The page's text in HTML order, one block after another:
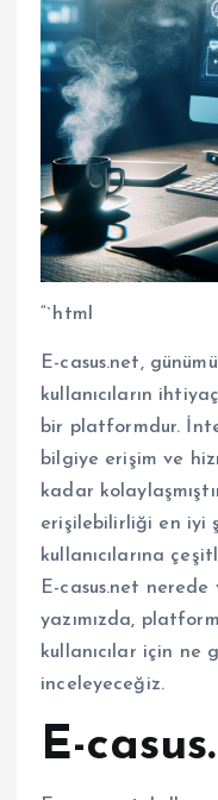
“`html
E-casus.net,
kullanıcıların
bir platformdur.
bilgiye erişim ve
kadar
erişilebilirliği en iyi
kullanıcılarına
E-casus.net nerede
yazımızda,
kullanıcılar için ne
inceleyeceğiz.
E-